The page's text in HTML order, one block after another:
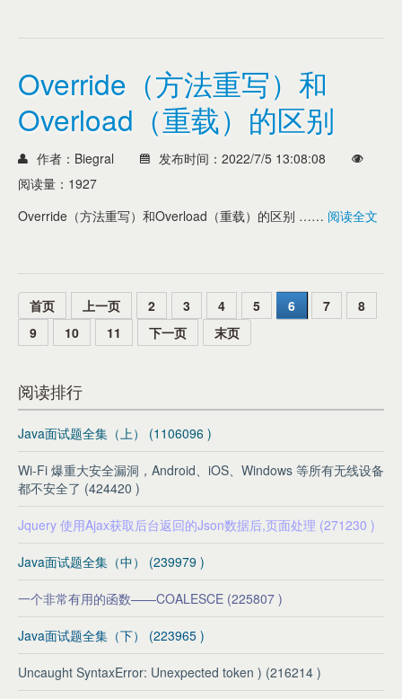
Override（方法重写）和
Overload（重载）的区别
作者：Biegral
发布时间：2022/7/5 13:08:08
阅读量：1927
Override（方法重写）和Overload（重载）的区别 …… 阅读全文
首页 上一页 2 3 4 5 6 7
8
9
10 11 下一页 末页
阅读排行
Java面试题全集（上） (1106096 )
Wi-Fi 爆重大安全漏洞，Android、iOS、Windows 等所有无线设备
都不安全了 (424420 )
Jquery 使用Ajax获取后台返回的Json数据后,页面处理 (271230 )
Java面试题全集（中） (239979 )
一个非常有用的函数——COALESCE (225807 )
Java面试题全集（下） (223965 )
Uncaught SyntaxError: Unexpected token ) (216214 )